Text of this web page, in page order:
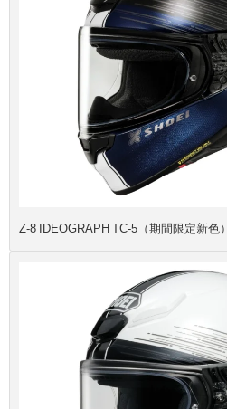
Z-8 IDEOGRAPH TC-5（期間限定新色）